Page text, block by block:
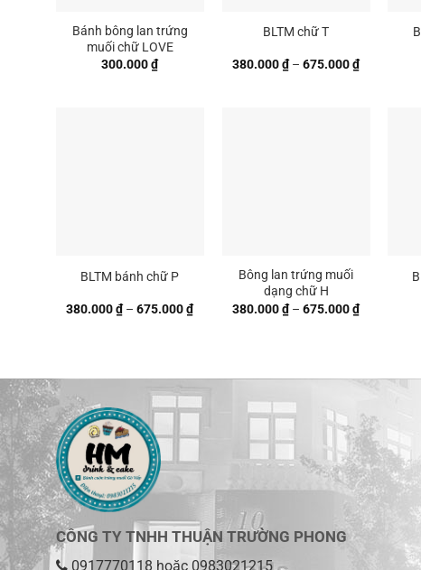
Bánh bông lan trứng
muối chữ LOVE
300.000₫
BLTM chữ T
380.000₫ – 675.000₫Khoảng
giá:
BLTM bánh chữ P
380.000₫ – 675.000₫Khoảng
giá:
Bông lan trứng muối
dạng chữ H
380.000₫ – 675.000₫Khoảng
giá:
CÔNG TY TNHH THUẬN TRƯỜNG PHONG
0917770118 hoặc 0983021215